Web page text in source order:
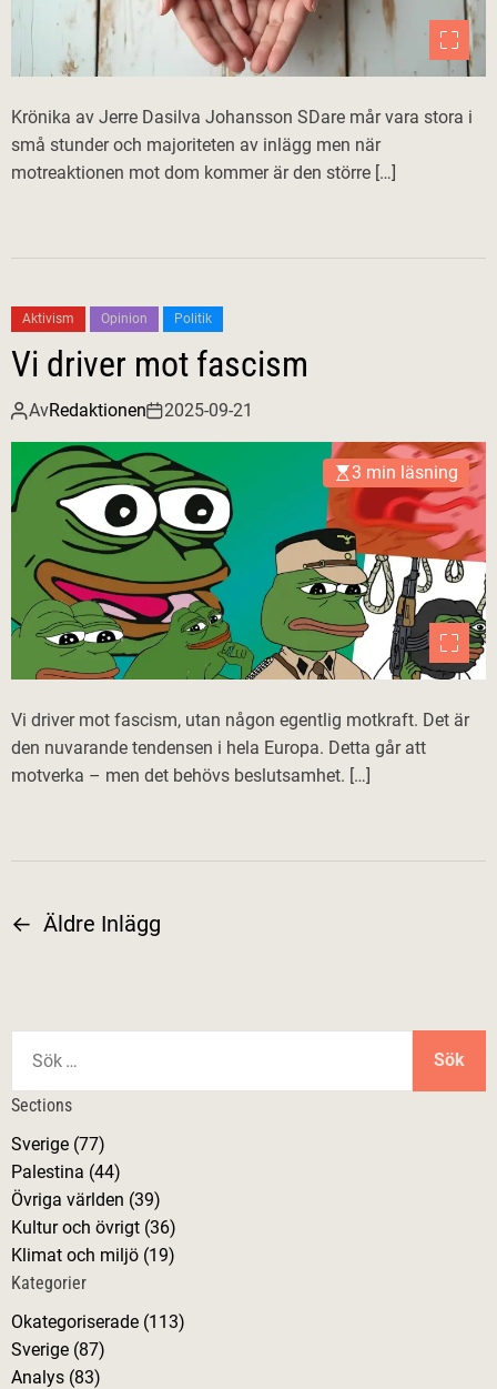
Krönika av Jerre Dasilva Johansson SDare mår vara stora i
små stunder och majoriteten av inlägg men när
motreaktionen mot dom kommer är den större […]
Aktivism Opinion Politik
Vi driver mot fascism
AvRedaktionen 2025-09-21
3 min läsning
Vi driver mot fascism, utan någon egentlig motkraft. Det är
den nuvarande tendensen i hela Europa. Detta går att
motverka – men det behövs beslutsamhet. […]
I
l
ä
g
g
s
a
← Äldre Inlägg
k
f
t
e
r
:
Sections
Sverige (77)
Palestina (44)
Övriga världen (39)
Kultur och övrigt (36)
Klimat och miljö (19)
Kategorier
Okategoriserade (113)
Sverige (87)
Analys (83)